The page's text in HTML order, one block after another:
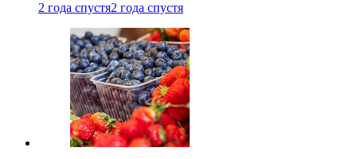
2 года спустя2 года спустя